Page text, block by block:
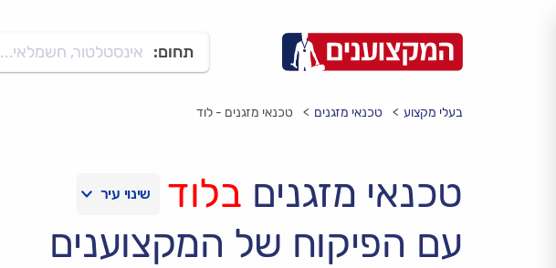
תחום: אינסטלטור, חשמלאי...
בעלי מקצוע טכנאי מזגנים טכנאי מזגנים - לוד
טכנאי מזגנים בלוד
עם הפיקוח של המקצוענים